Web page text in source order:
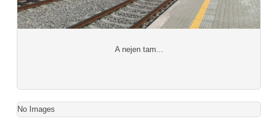
A nejen tam...
No Images